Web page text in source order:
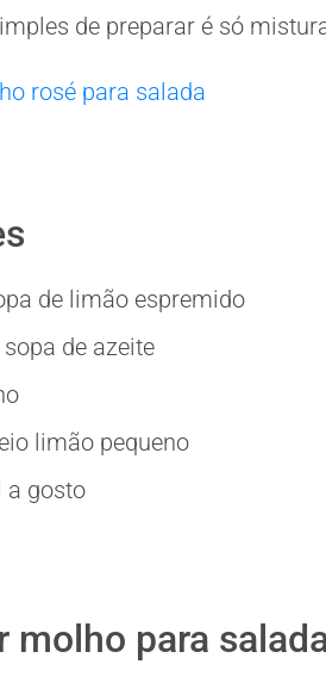
de preparar é só
rosé para salada
de limão espremido
de azeite
limão pequeno
a gosto
molho para